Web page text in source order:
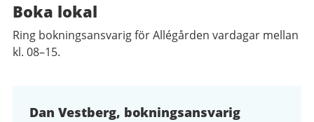
Boka lokal
Ring bokningsansvarig för Allégården vardagar mellan
kl. 08–15.
Dan Vestberg, bokningsansvarig